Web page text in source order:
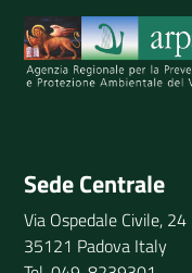
Sede Centrale
Via Ospedale Civile, 24
35121 Padova Italy